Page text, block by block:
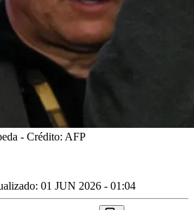
- Crédito: AFP
01 JUN 2026 - 01:04